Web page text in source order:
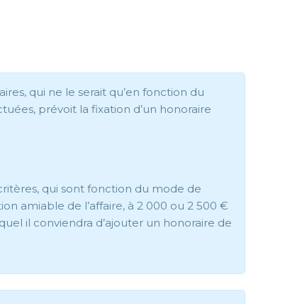
qui ne le serait qu’en fonction du
prévoit la fixation d’un honoraire
qui sont fonction du mode de
amiable de l’affaire, à 2 000 ou 2 500 €
il conviendra d’ajouter un honoraire de